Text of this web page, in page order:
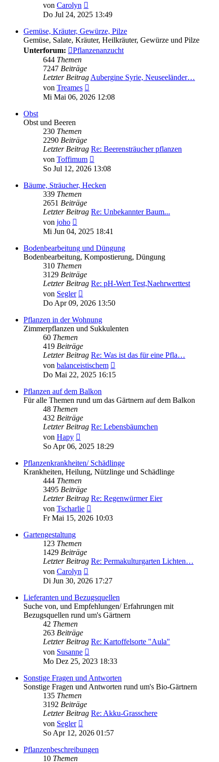
von Carolyn
Beitrag
Do Jul 24, 2025 13:49
Gemüse, Kräuter, Gewürze, Pilze
Gemüse, Salate, Kräuter, Heilkräuter, Gewürze und Pilze
Unterforum:
Pflanzenanzucht
644 Themen
7247 Beiträge
Letzter Beitrag Aubergine Syrie, Neuseeländer…
von Treames
Beitrag
Mi Mai 06, 2026 12:08
Obst
Obst und Beeren
230 Themen
2290 Beiträge
Letzter Beitrag Re: Beerensträucher pflanzen
von Toffimum
Beitrag
So Jul 12, 2026 13:08
Bäume, Sträucher, Hecken
339 Themen
2651 Beiträge
Letzter Beitrag Re: Unbekannter Baum...
von joho
Beitrag
Mi Jun 04, 2025 18:41
Bodenbearbeitung und Düngung
Bodenbearbeitung, Kompostierung, Düngung
310 Themen
3129 Beiträge
Letzter Beitrag Re: pH-Wert Test,Naehrwerttest
von Segler
Beitrag
Do Apr 09, 2026 13:50
Pflanzen in der Wohnung
Zimmerpflanzen und Sukkulenten
60 Themen
419 Beiträge
Letzter Beitrag Re: Was ist das für eine Pfla…
von balanceistischem
Beitrag
Do Mai 22, 2025 16:15
Pflanzen auf dem Balkon
Für alle Themen rund um das Gärtnern auf dem Balkon
48 Themen
432 Beiträge
Letzter Beitrag Re: Lebensbäumchen
von Hapy
Beitrag
So Apr 06, 2025 18:29
Pflanzenkrankheiten/ Schädlinge
Krankheiten, Heilung, Nützlinge und Schädlinge
444 Themen
3495 Beiträge
Letzter Beitrag Re: Regenwürmer Eier
von Tscharlie
Beitrag
Fr Mai 15, 2026 10:03
Gartengestaltung
123 Themen
1429 Beiträge
Letzter Beitrag Re: Permakulturgarten Lichten…
von Carolyn
Beitrag
Di Jun 30, 2026 17:27
Lieferanten und Bezugsquellen
Suche von, und Empfehlungen/ Erfahrungen mit
Bezugsquellen rund um's Gärtnern
42 Themen
263 Beiträge
Letzter Beitrag Re: Kartoffelsorte "Aula"
von Susanne
Beitrag
Mo Dez 25, 2023 18:33
Sonstige Fragen und Antworten
Sonstige Fragen und Antworten rund um's Bio-Gärtnern
135 Themen
3192 Beiträge
Letzter Beitrag Re: Akku-Grasschere
von Segler
Beitrag
So Apr 12, 2026 01:57
Pflanzenbeschreibungen
10 Themen